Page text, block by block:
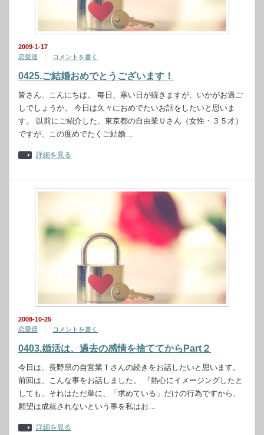
2009-1-17
恋愛運
コメントを書く
0425.ご結婚おめでとうございます！
皆さん、こんにちは。 毎日、寒い日が続きますが、いかがお過ご
しでしょうか。 今日は久々におめでたいお話をしたいと思いま
す。 以前にご紹介した、東京都の自由業Ｕさん（女性・３５才）
ですが、この度めでたくご結婚…
詳細を見る
2008-10-25
恋愛運
コメントを書く
0403.婚活は、過去の感情を捨ててからPart２
今日は、長野県の自営業Ｔさんの続きをお話したいと思います。
前回は、こんな事をお話しました。 『熱心にイメージングしたと
しても、それはただ単に、「求めている」だけの行為ですから、
願望は成就されないという事を私はお…
詳細を見る